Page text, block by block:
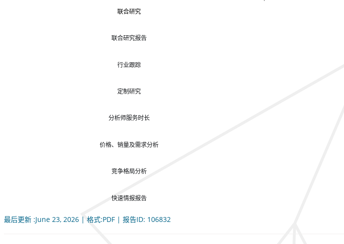
联合研究
联合研究报告
行业跟踪
定制研究
分析师服务时长
价格、销量及需求分析
竞争格局分析
快速情报报告
最后更新 :June 23, 2026 | 格式:PDF | 报告ID: 106832